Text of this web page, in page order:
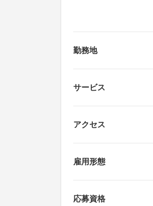
勤務地
サービス
アクセス
雇用形態
応募資格